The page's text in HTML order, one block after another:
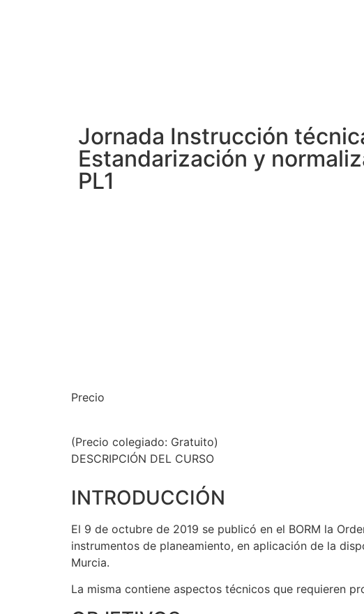
Jornada Instrucción
Estandarización y
PL1
Precio
(Precio colegiado: Gratuito)
DESCRIPCIÓN DEL CURSO
INTRODUCCIÓN
El 9 de octubre de 2019 se publicó en el BORM la
instrumentos de planeamiento, en aplicación de la
Murcia.
La misma contiene aspectos técnicos que requieren